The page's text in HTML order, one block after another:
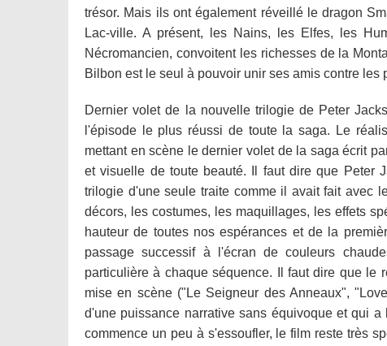
trésor. Mais ils ont également réveillé le dragon
Lac-ville. A présent, les Nains, les Elfes, les
Nécromancien, convoitent les richesses de la
Bilbon est le seul à pouvoir unir ses amis contre les
Dernier volet de la nouvelle trilogie de Peter
l'épisode le plus réussi de toute la saga. Le
mettant en scène le dernier volet de la saga écrit
et visuelle de toute beauté. Il faut dire que Peter
trilogie d'une seule traite comme il avait fait avec
décors, les costumes, les maquillages, les effets
hauteur de toutes nos espérances et de la
passage successif à l'écran de couleurs
particulière à chaque séquence. Il faut dire que le
mise en scène ("Le Seigneur des Anneaux",
d'une puissance narrative sans équivoque et qui
commence un peu à s'essoufler, le film reste très